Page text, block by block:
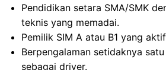
Pendidikan setara SMA/SMK
teknis yang memadai.
Pemilik SIM A atau B1 yang
Berpengalaman setidaknya
sebagai driver.